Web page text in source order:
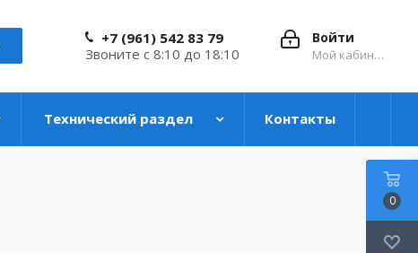
Войти
Мой кабинет
+7 (961) 542 83 79
Звоните с 8:10 до 18:10
Технический раздел Контакты
0